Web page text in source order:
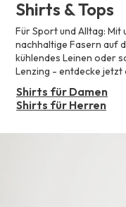
Shirts & Tops
Für Sport und Alltag: Mit
nachhaltige Fasern auf
kühlendes Leinen oder
Lenzing - entdecke jetzt
Shirts für Damen
Shirts für Herren